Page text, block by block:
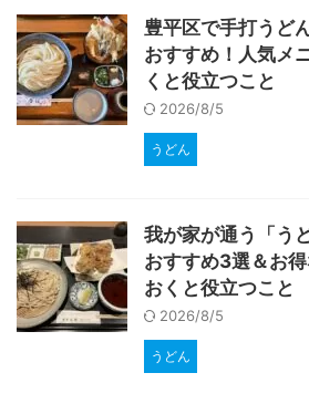
豊平区で手打うど
おすすめ！人気メ
くと役立つこと
2026/8/5
うどん
我が家が通う「う
おすすめ3選＆お
おくと役立つこと
2026/8/5
うどん